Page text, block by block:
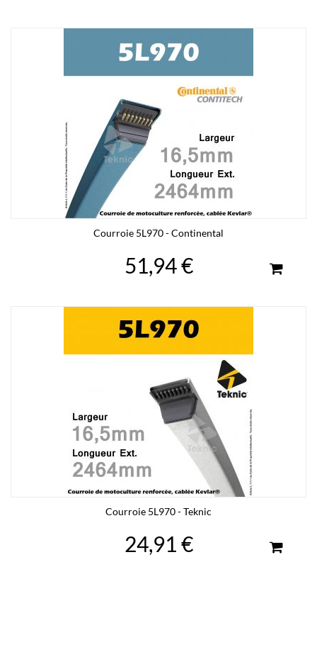
Courroie 5L970 - Continental
51,94 €
Courroie 5L970 - Teknic
24,91 €